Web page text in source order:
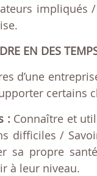
impliqués
EN DES
d’une
certains
: Connaître et
difficiles /
sa propre
à leur niveau.